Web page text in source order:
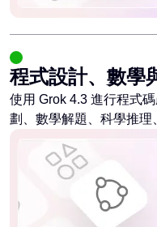
程式設計、數學
使用 Grok 4.3 進行程式
劃、數學解題、科學推理